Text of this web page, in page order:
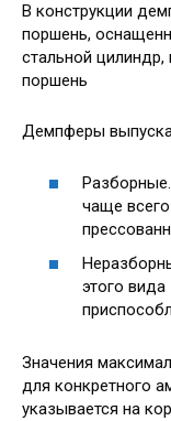
В конструкции
поршень,
стальной
поршень
Демпферы
чаще
этого
Значения
для конкретного
указывается на